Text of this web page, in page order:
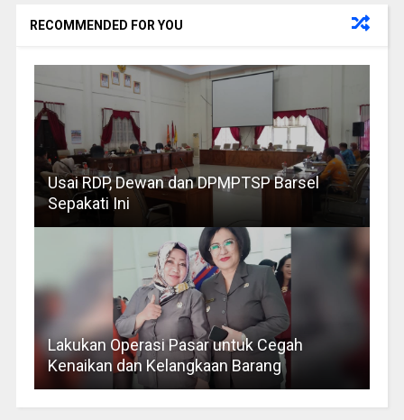
RECOMMENDED FOR YOU
Usai RDP, Dewan dan DPMPTSP Barsel
Sepakati Ini
Lakukan Operasi Pasar untuk Cegah
Kenaikan dan Kelangkaan Barang